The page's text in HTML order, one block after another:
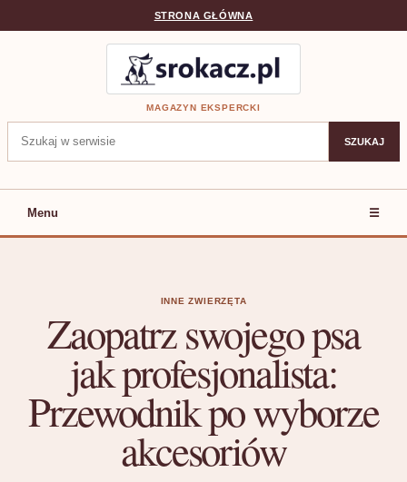
STRONA GŁÓWNA
MAGAZYN EKSPERCKI
Szukaj:
SZUKAJ
Menu ☰
INNE ZWIERZĘTA
Zaopatrz swojego psa
jak profesjonalista:
Przewodnik po wyborze
akcesoriów